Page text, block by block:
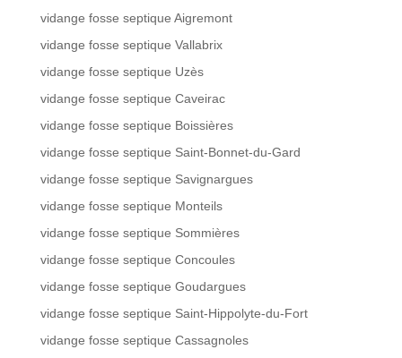
vidange fosse septique Aigremont
vidange fosse septique Vallabrix
vidange fosse septique Uzès
vidange fosse septique Caveirac
vidange fosse septique Boissières
vidange fosse septique Saint-Bonnet-du-Gard
vidange fosse septique Savignargues
vidange fosse septique Monteils
vidange fosse septique Sommières
vidange fosse septique Concoules
vidange fosse septique Goudargues
vidange fosse septique Saint-Hippolyte-du-Fort
vidange fosse septique Cassagnoles